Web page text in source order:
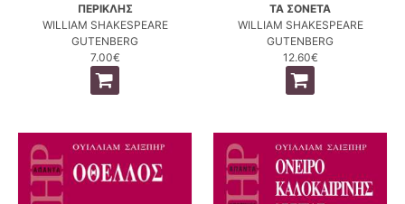
ΠΕΡΙΚΛΗΣ
WILLIAM SHAKESPEARE
GUTENBERG
7.00€
ΤΑ ΣΟΝΕΤΑ
WILLIAM SHAKESPEARE
GUTENBERG
12.60€